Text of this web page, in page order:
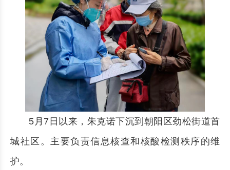
5月7日以来，朱克诺下沉到朝阳区劲松街道首
城社区。主要负责信息核查和核酸检测秩序的维
护。